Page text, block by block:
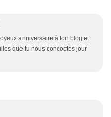
anniversaire à ton blog et
que tu nous concoctes jour